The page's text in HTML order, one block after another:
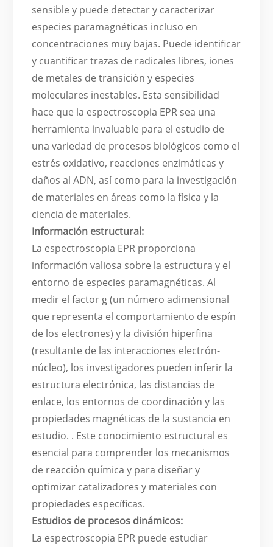
sensible y puede detectar y caracterizar
especies paramagnéticas incluso en
concentraciones muy bajas. Puede identificar
y cuantificar trazas de radicales libres, iones
de metales de transición y especies
moleculares inestables. Esta sensibilidad
hace que la espectroscopia EPR sea una
herramienta invaluable para el estudio de
una variedad de procesos biológicos como el
estrés oxidativo, reacciones enzimáticas y
daños al ADN, así como para la investigación
de materiales en áreas como la física y la
ciencia de materiales.
Información estructural:
La espectroscopia EPR proporciona
información valiosa sobre la estructura y el
entorno de especies paramagnéticas. Al
medir el factor g (un número adimensional
que representa el comportamiento de espín
de los electrones) y la división hiperfina
(resultante de las interacciones electrón-
núcleo), los investigadores pueden inferir la
estructura electrónica, las distancias de
enlace, los entornos de coordinación y las
propiedades magnéticas de la sustancia en
estudio. . Este conocimiento estructural es
esencial para comprender los mecanismos
de reacción química y para diseñar y
optimizar catalizadores y materiales con
propiedades específicas.
Estudios de procesos dinámicos:
La espectroscopia EPR puede estudiar